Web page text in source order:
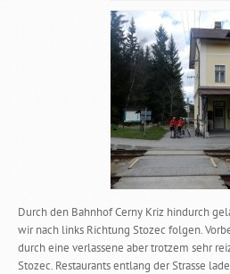
Durch den Bahnhof Cerny Kriz hindurch
wir nach links Richtung Stozec folgen.
durch eine verlassene aber trotzem sehr
Stozec. Restaurants entlang der Strasse